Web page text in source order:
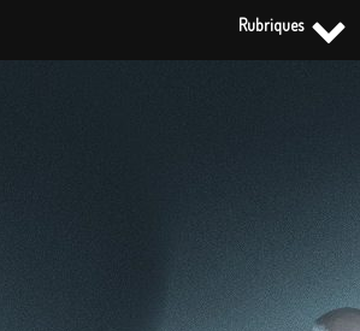
Rubriques